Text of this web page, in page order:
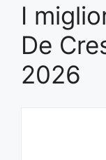
I
De
2026